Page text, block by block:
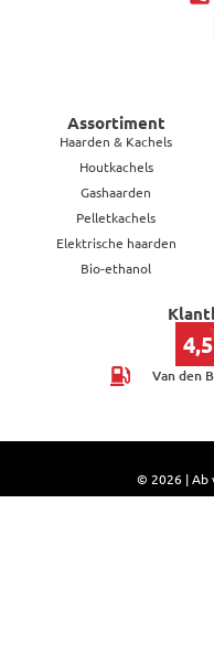
Assortiment
Haarden & Kachels
Houtkachels
Gashaarden
Pelletkachels
Elektrische haarden
Bio-ethanol
4,5
Van den
© 2026 | Ab